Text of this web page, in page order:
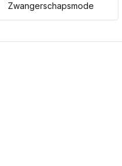
Zwangerschapsmode